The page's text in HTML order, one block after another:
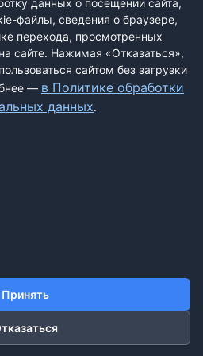
с иностранным текстом. ...
ЖАЛОБУ
ДОСКАЖАЛОБ.РФ
данных о посещении сайта,
файлы, сведения о браузере,
перехода, просмотренных
сайте. Нажимая «Отказаться»,
сайтом без загрузки
— в Политике обработки
данных.
Принять